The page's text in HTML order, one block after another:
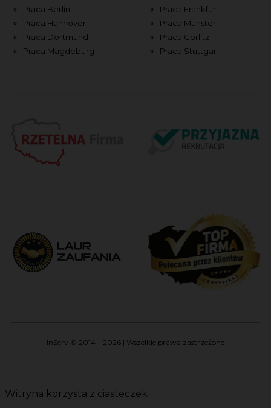
Praca Berlin
Praca Hannover
Praca Dortmund
Praca Magdeburg
Praca Frankfurt
Praca Munster
Praca Görlitz
Praca Stuttgar
InServ © 2014 – 2026 | Wszelkie prawa zastrzeżone
Witryna korzysta z ciasteczek